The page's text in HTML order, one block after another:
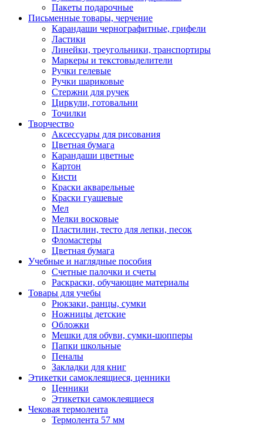
Пакеты подарочные
Письменные товары, черчение
Карандаши чернографитные, грифели
Ластики
Линейки, треугольники, транспортиры
Маркеры и текстовыделители
Ручки гелевые
Ручки шариковые
Стержни для ручек
Циркули, готовальни
Точилки
Творчество
Аксессуары для рисования
Цветная бумага
Карандаши цветные
Картон
Кисти
Краски акварельные
Краски гуашевые
Мел
Мелки восковые
Пластилин, тесто для лепки, песок
Фломастеры
Цветная бумага
Учебные и наглядные пособия
Счетные палочки и счеты
Раскраски, обучающие материалы
Товары для учебы
Рюкзаки, ранцы, сумки
Ножницы детские
Обложки
Мешки для обуви, сумки-шопперы
Папки школьные
Пеналы
Закладки для книг
Этикетки самоклеящиеся, ценники
Ценники
Этикетки самоклеящиеся
Чековая термолента
Термолента 57 мм